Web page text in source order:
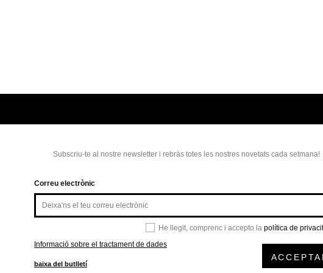
Subscriu-te al nostre newsletter i rebràs totes les nostres novetats cada setmana!
Correu electrònic
He llegit, comprenc i accepto la política de
Informació sobre el tractament de dades
baixa del butlletí